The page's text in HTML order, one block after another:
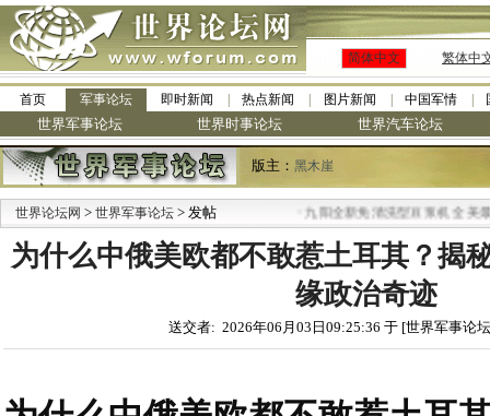
简体中文 繁体中
首页 军事论坛 即时新闻 热点新闻 图片新闻 中国军情
世界军事论坛 世界时事论坛 世界汽车论坛
版主： 黑木崖
世界论坛网 > 世界军事论坛 > 发帖 九阳全新免清洗型豆浆机 全美最低
为什么中俄美欧都不敢惹土耳其？揭
缘政治奇迹
送交者: 2026年06月03日09:25:36 于 [世界军事论